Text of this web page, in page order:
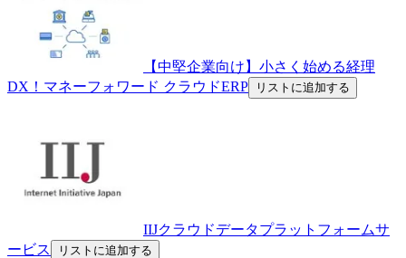
【中堅企業向け】小さく始める経理
DX！マネーフォワード クラウドERP
リストに追加する
IIJクラウドデータプラットフォームサ
ービス
リストに追加する